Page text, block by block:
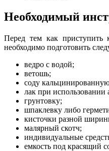
Необходимый
Перед тем как приступить
необходимо подготовить
ведро с водой;
ветошь;
соду
лак при использовании
грунтовку;
шпаклевку либо
кисточки разной
малярный скотч;
индивидуальные
емкость под красящий